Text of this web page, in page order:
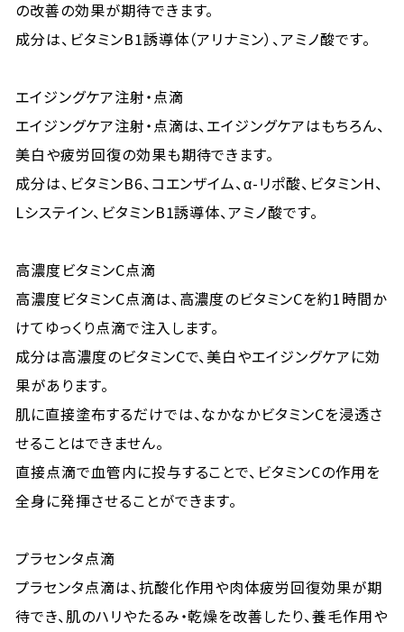
の改善の効果が期待できます。
成分は、ビタミンB1誘導体（アリナミン）、アミノ酸です。
エイジングケア注射・点滴
エイジングケア注射・点滴は、エイジングケアはもちろん、
美白や疲労回復の効果も期待できます。
成分は、ビタミンB6、コエンザイム、α-リポ酸、ビタミンH、
Lシステイン、ビタミンB1誘導体、アミノ酸です。
高濃度ビタミンC点滴
高濃度ビタミンC点滴は、高濃度のビタミンCを約1時間か
けてゆっくり点滴で注入します。
成分は高濃度のビタミンCで、美白やエイジングケアに効
果があります。
肌に直接塗布するだけでは、なかなかビタミンCを浸透さ
せることはできません。
直接点滴で血管内に投与することで、ビタミンCの作用を
全身に発揮させることができます。
プラセンタ点滴
プラセンタ点滴は、抗酸化作用や肉体疲労回復効果が期
待でき、肌のハリやたるみ・乾燥を改善したり、養毛作用や